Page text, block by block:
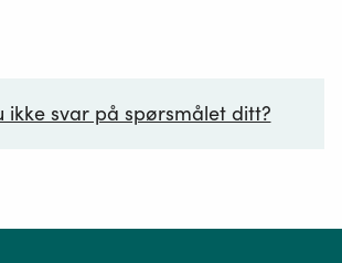
ikke svar på spørsmålet ditt?